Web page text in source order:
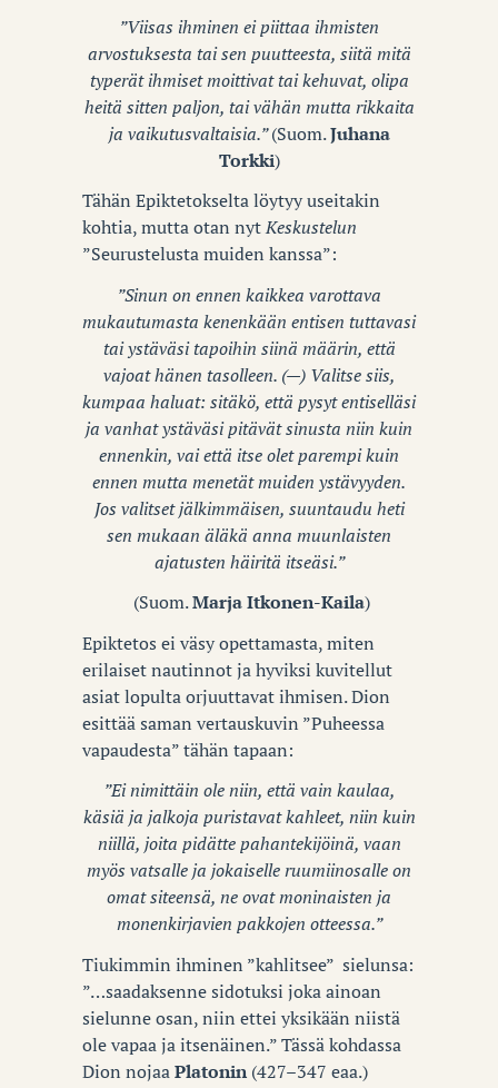
”Viisas ihminen ei piittaa ihmisten
arvostuksesta tai sen puutteesta, siitä mitä
typerät ihmiset moittivat tai kehuvat, olipa
heitä sitten paljon, tai vähän mutta rikkaita
ja vaikutusvaltaisia.”(Suom.Juhana
Torkki)
Tähän Epiktetokselta löytyy useitakin
kohtia, mutta otan nytKeskustelun
”Seurustelusta muiden kanssa”:
”Sinun on ennen kaikkea varottava
mukautumasta kenenkään entisen tuttavasi
tai ystäväsi tapoihin siinä määrin, että
vajoat hänen tasolleen. (—) Valitse siis,
kumpaa haluat: sitäkö, että pysyt entiselläsi
ja vanhat ystäväsi pitävät sinusta niin kuin
ennenkin, vai että itse olet parempi kuin
ennen mutta menetät muiden ystävyyden.
Jos valitset jälkimmäisen, suuntaudu heti
sen mukaan äläkä anna muunlaisten
ajatusten häiritä itseäsi.”
(Suom.Marja Itkonen-Kaila)
Epiktetos ei väsy opettamasta, miten
erilaiset nautinnot ja hyviksi kuvitellut
asiat lopulta orjuuttavat ihmisen. Dion
esittää saman vertauskuvin ”Puheessa
vapaudesta” tähän tapaan:
”Ei nimittäin ole niin, että vain kaulaa,
käsiä ja jalkoja puristavat kahleet, niin kuin
niillä, joita pidätte pahantekijöinä, vaan
myös vatsalle ja jokaiselle ruumiinosalle on
omat siteensä, ne ovat moninaisten ja
monenkirjavien pakkojen otteessa.”
Tiukimmin ihminen ”kahlitsee” sielunsa:
”…saadaksenne sidotuksi joka ainoan
sielunne osan, niin ettei yksikään niistä
ole vapaa ja itsenäinen.” Tässä kohdassa
Dion nojaaPlatonin(427–347 eaa.)